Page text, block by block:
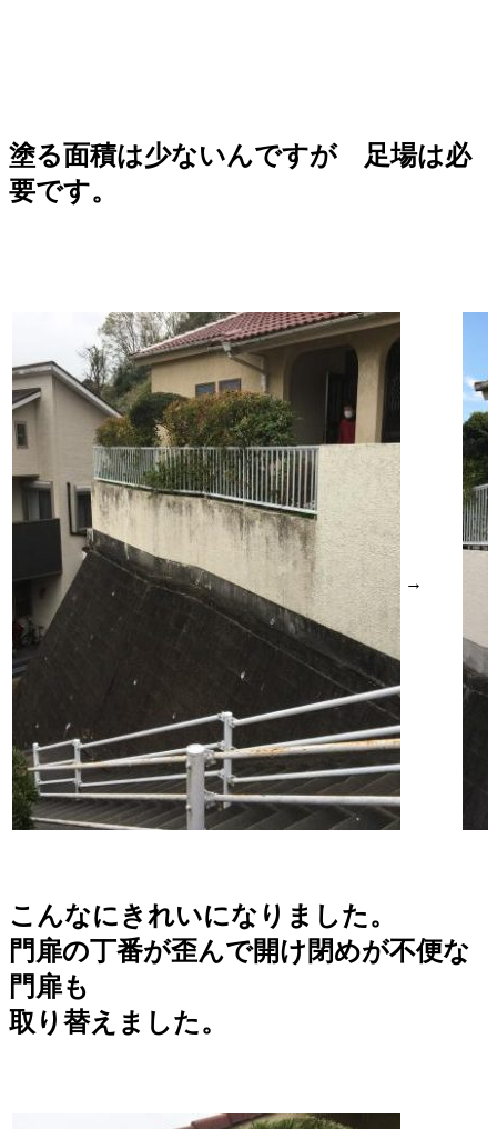
塗る面積は少ないんですが 足場は必
要です。
→
こんなにきれいになりました。
門扉の丁番が歪んで開け閉めが不便な
門扉も
取り替えました。